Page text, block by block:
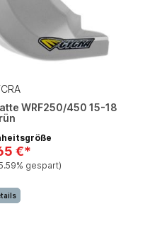
WRF250/450 15-18
€*
gespart)